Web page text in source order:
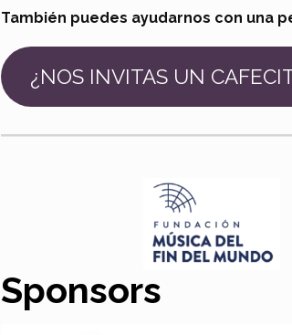
También puedes ayudarnos con una
¿NOS INVITAS UN
Sponsors